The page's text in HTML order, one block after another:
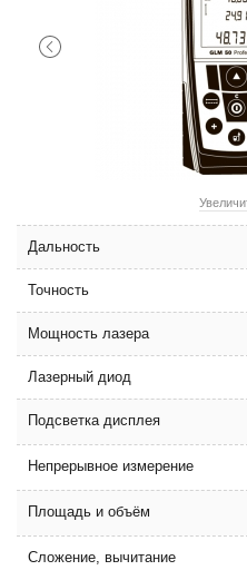
Дальность
Точность
Мощность лазера
Лазерный диод
Подсветка дисплея
Непрерывное измерение
Площадь и объём
Сложение, вычитание